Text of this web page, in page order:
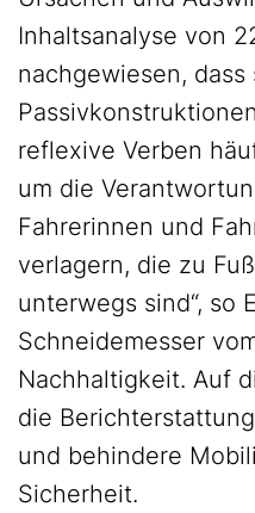
Inhaltsanalyse von
nachgewiesen,
reflexive Verben
um die
Fahrerinnen und
verlagern, die zu
unterwegs sind“, so
Schneidemesser
Nachhaltigkeit. Auf
die
und behindere
Sicherheit.